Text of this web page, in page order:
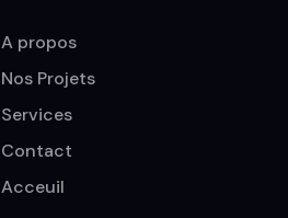
A propos
Nos Projets
Services
Contact
Acceuil